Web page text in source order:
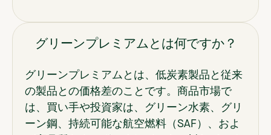
グリーンプレミアムとは何ですか？
グリーンプレミアムとは、低炭素製品と従来
の製品との価格差のことです。商品市場で
は、買い手や投資家は、グリーン水素、グリ
ーン鋼、持続可能な航空燃料（SAF）、およ